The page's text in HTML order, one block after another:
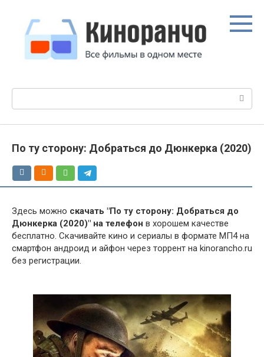
контенту
По ту сторону: Добраться до Дюнкерка (2020)
Здесь можно скачать "По ту сторону: Добраться до
Дюнкерка (2020)" на телефон в хорошем качестве
бесплатно. Скачивайте кино и сериалы в формате МП4 на
смартфон андроид и айфон через торрент на kinorancho.ru
без регистрации.